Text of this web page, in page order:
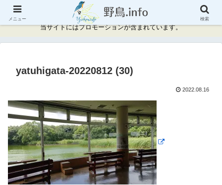
神奈川県周辺の野鳥情報と記録
当サイトにはプロモーションが含まれています。
yatuhigata-20220812 (30)
2022.08.16
メニュー 検索